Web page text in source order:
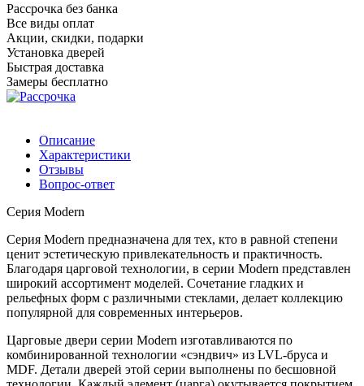
Рассрочка без банка
Все виды оплат
Акции, скидки, подарки
Установка дверей
Быстрая доставка
Замеры бесплатно
Описание
Характеристики
Отзывы
Вопрос-ответ
Серия Modern
Серия Modern предназначена для тех, кто в равной степени
ценит эстетическую привлекательность и практичность.
Благодаря царговой технологии, в серии Modern представлен
широкий ассортимент моделей. Сочетание гладких и
рельефных форм с различными стеклами, делает коллекцию
популярной для современных интерьеров.
Царговые двери серии Modern изготавливаются по
комбинированной технологии «сэндвич» из LVL-бруса и
МDF. Детали дверей этой серии выполнены по бесшовной